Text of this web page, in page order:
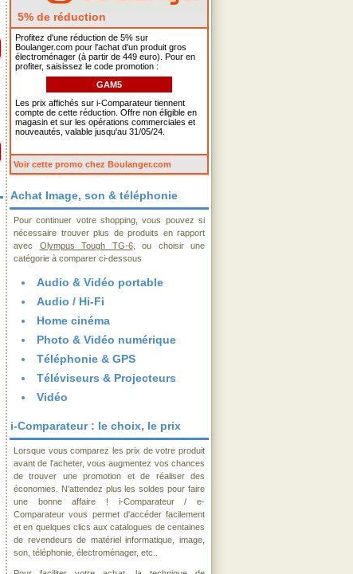
5% de réduction
Profitez d'une réduction de 5% sur
Boulanger.com pour l'achat d'un produit gros
électroménager (à partir de 449 euro). Pour en
profiter, saisissez le code promotion :
GAM5
Les prix affichés sur i-Comparateur tiennent
compte de cette réduction. Offre non éligible en
magasin et sur les opérations commerciales et
nouveautés, valable jusqu'au 31/05/24.
Voir cette promo chez Boulanger.com
Achat Image, son & téléphonie
Pour continuer votre shopping, vous pouvez si
nécessaire trouver plus de produits en rapport
avec Olympus Tough TG-6, ou choisir une
catégorie à comparer ci-dessous
Audio & Vidéo portable
Audio / Hi-Fi
Home cinéma
Photo & Vidéo numérique
Téléphonie & GPS
Téléviseurs & Projecteurs
Vidéo
i-Comparateur : le choix, le prix
Lorsque vous comparez les prix de votre produit
avant de l'acheter, vous augmentez vos chances
de trouver une promotion et de réaliser des
économies. N'attendez plus les soldes pour faire
une bonne affaire ! i-Comparateur / e-
Comparateur vous permet d'accéder facilement
et en quelques clics aux catalogues de centaines
de revendeurs de matériel informatique, image,
son, téléphonie, électroménager, etc..